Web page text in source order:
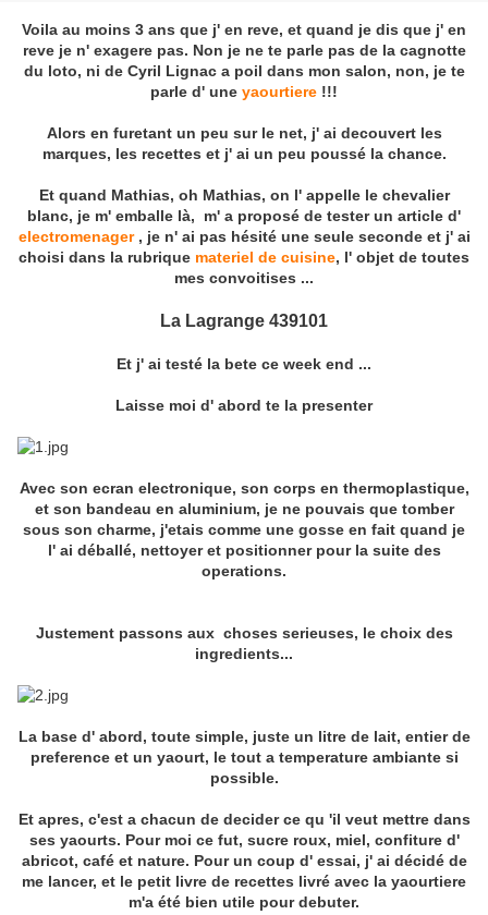
Voila au moins 3 ans que j' en reve, et quand je dis que j' en
reve je n' exagere pas. Non je ne te parle pas de la cagnotte
du loto, ni de Cyril Lignac a poil dans mon salon, non, je te
parle d' une yaourtiere !!!
Alors en furetant un peu sur le net, j' ai decouvert les
marques, les recettes et j' ai un peu poussé la chance.
Et quand Mathias, oh Mathias, on l' appelle le chevalier
blanc, je m' emballe là, m' a proposé de tester un article d'
electromenager, je n' ai pas hésité une seule seconde et j' ai
choisi dans la rubrique materiel de cuisine, l' objet de toutes
mes convoitises ...
La Lagrange 439101
Et j' ai testé la bete ce week end ...
Laisse moi d' abord te la presenter
Avec son ecran electronique, son corps en thermoplastique,
et son bandeau en aluminium, je ne pouvais que tomber
sous son charme, j'etais comme une gosse en fait quand je
l' ai déballé, nettoyer et positionner pour la suite des
operations.
Justement passons aux choses serieuses, le choix des
ingredients...
La base d' abord, toute simple, juste un litre de lait, entier de
preference et un yaourt, le tout a temperature ambiante si
possible.
Et apres, c'est a chacun de decider ce qu 'il veut mettre dans
ses yaourts. Pour moi ce fut, sucre roux, miel, confiture d'
abricot, café et nature. Pour un coup d' essai, j' ai décidé de
me lancer, et le petit livre de recettes livré avec la yaourtiere
m'a été bien utile pour debuter.